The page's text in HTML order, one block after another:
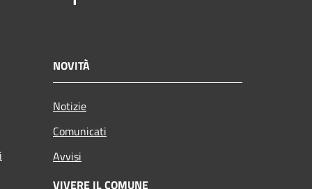
NOVITÀ
Notizie
Comunicati
Avvisi
VIVERE IL COMUNE